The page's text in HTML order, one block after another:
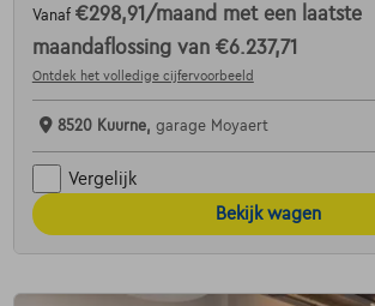
Vanaf €298,91 /maand met een laatste
maandaflossing van €6.237,71
Ontdek het volledige cijfervoorbeeld
8520 Kuurne, garage Moyaert
Vergelijk
Bekijk wagen